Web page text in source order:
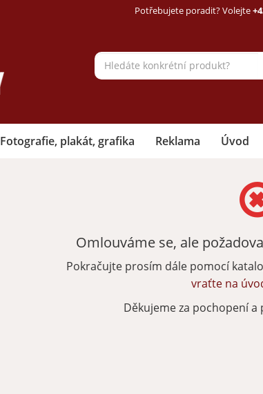
Potřebujete poradit? Volejte
Fotografie, plakát, grafika Reklama Úvod
Omlouváme se, ale
Pokračujte prosím dále pomocí
vraťte na
Děkujeme za pochopení